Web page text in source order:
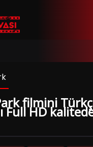
filmini
Full HD